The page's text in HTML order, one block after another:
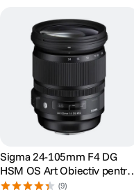
Sigma 24-105mm F4 DG
HSM OS Art Obiectiv pentru
Nikon FX
(9)